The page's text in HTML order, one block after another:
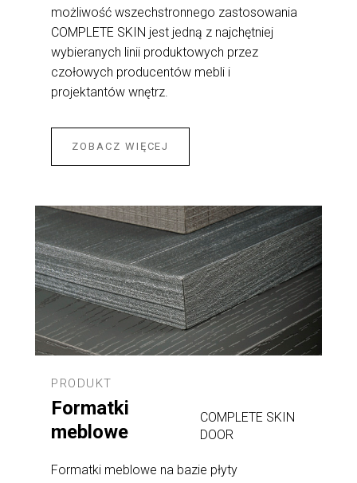
możliwość wszechstronnego zastosowania
COMPLETE SKIN jest jedną z najchętniej
wybieranych linii produktowych przez
czołowych producentów mebli i
projektantów wnętrz.
ZOBACZ WIĘCEJ
PRODUKT
Formatki
meblowe
COMPLETE SKIN
DOOR
Formatki meblowe na bazie płyty